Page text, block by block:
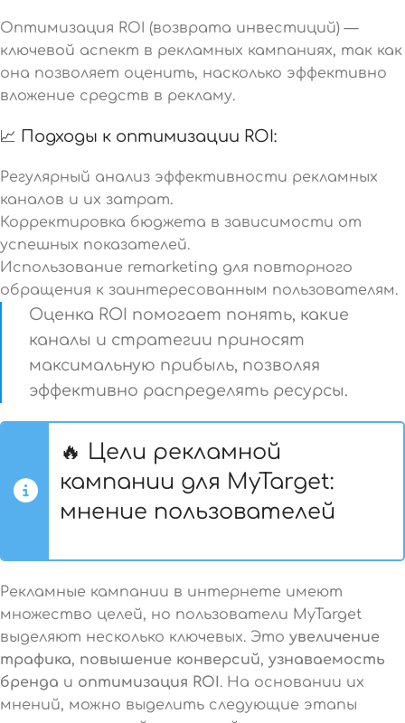
Оптимизация ROI (возврата инвестиций) —
ключевой аспект в рекламных кампаниях, так как
она позволяет оценить, насколько эффективно
вложение средств в рекламу.
📈 Подходы к оптимизации ROI:
Регулярный анализ эффективности рекламных
каналов и их затрат.
Корректировка бюджета в зависимости от
успешных показателей.
Использование remarketing для повторного
обращения к заинтересованным пользователям.
Оценка ROI помогает понять, какие
каналы и стратегии приносят
максимальную прибыль, позволяя
эффективно распределять ресурсы.
🔥 Цели рекламной
кампании для MyTarget:
мнение пользователей
Рекламные кампании в интернете имеют
множество целей, но пользователи MyTarget
выделяют несколько ключевых. Это увеличение
трафика, повышение конверсий, узнаваемость
бренда и оптимизация ROI . На основании их
мнений, можно выделить следующие этапы